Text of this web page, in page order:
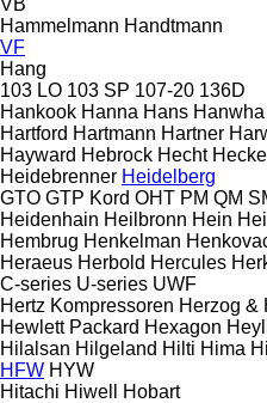
Hammelmann Handtmann
VF
Hang
103 LO 103 SP 107-20 136D
Hankook Hanna Hans Hanwha
Hartford Hartmann Hartner
Hayward Hebrock Hecht
Heidebrenner Heidelberg
GTO GTP Kord OHT PM QM
Heidenhain Heilbronn Hein
Hembrug Henkelman
Heraeus Herbold Hercules
C-series U-series UWF
Hertz Kompressoren Herzog &
Hewlett Packard Hexagon
Hilalsan Hilgeland Hilti Hima
HFW HYW
Hitachi Hiwell
Hobart